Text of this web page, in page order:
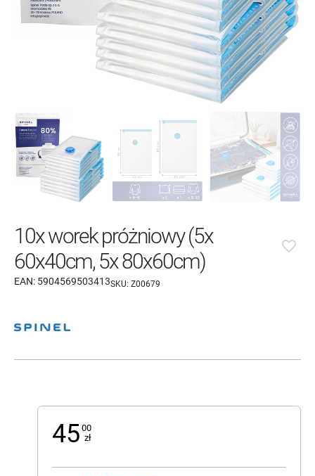
10x worek próżniowy (5x
60x40cm, 5x 80x60cm)
EAN: 5904569503413SKU: Z00679
favorite_border
45 00
zł